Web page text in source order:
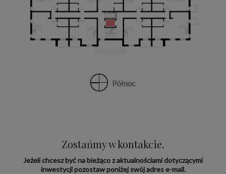
Zostańmy w kontakcie.
Jeżeli chcesz być na bieżąco z aktualnościami dotyczącymi
inwestycji pozostaw poniżej swój adres e-mail.